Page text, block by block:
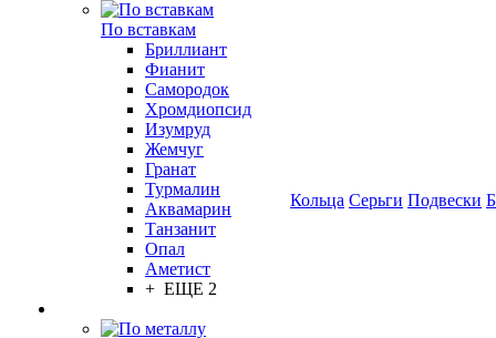
По вставкам
Бриллиант
Фианит
Самородок
Хромдиопсид
Изумруд
Жемчуг
Гранат
Турмалин
Аквамарин
Танзанит
Опал
Аметист
+ ЕЩЕ 2
Кольца Серьги Подвески